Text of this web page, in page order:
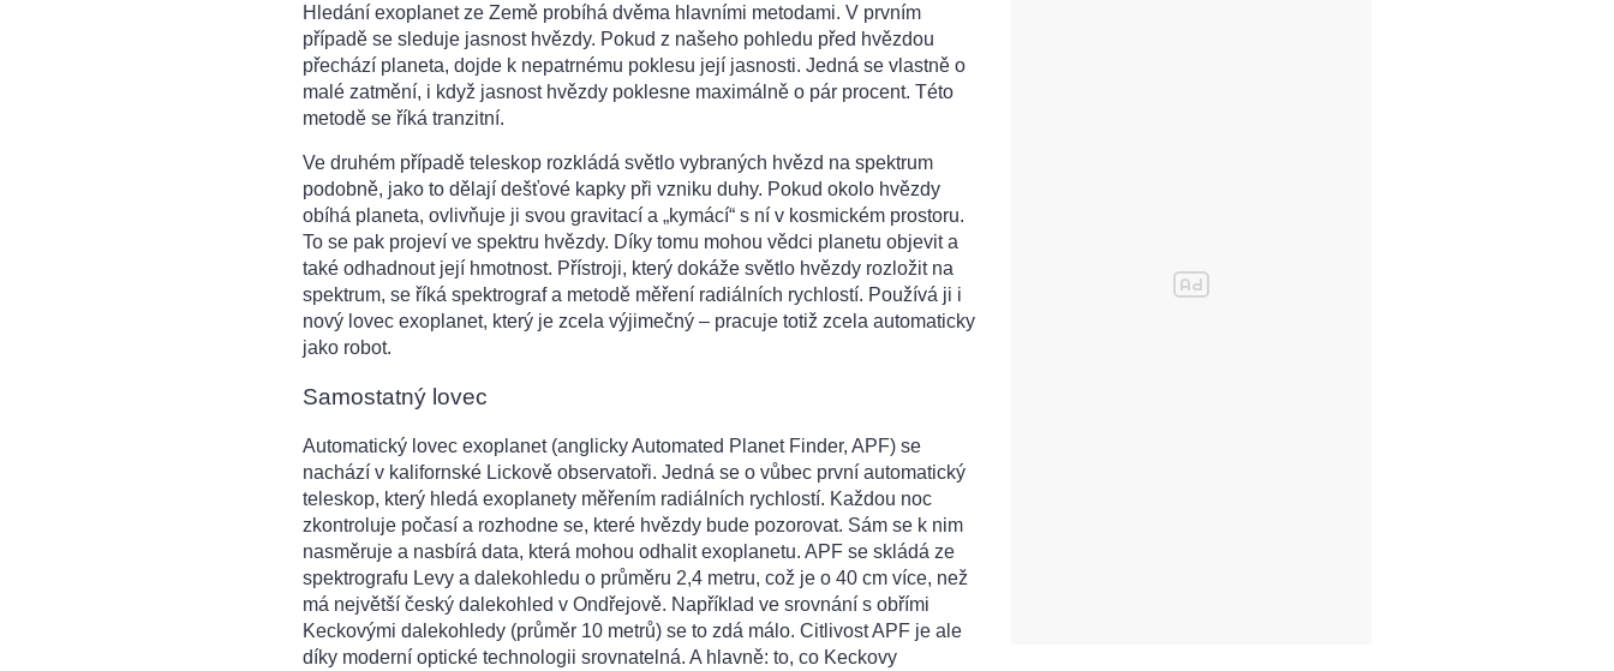
Hledání exoplanet ze Země probíhá dvěma hlavními metodami. V prvním
případě se sleduje jasnost hvězdy. Pokud z našeho pohledu před hvězdou
přechází planeta, dojde k nepatrnému poklesu její jasnosti. Jedná se vlastně o
malé zatmění, i když jasnost hvězdy poklesne maximálně o pár procent. Této
metodě se říká tranzitní.
Ve druhém případě teleskop rozkládá světlo vybraných hvězd na spektrum
podobně, jako to dělají dešťové kapky při vzniku duhy. Pokud okolo hvězdy
obíhá planeta, ovlivňuje ji svou gravitací a „kymácí“ s ní v kosmickém prostoru.
To se pak projeví ve spektru hvězdy. Díky tomu mohou vědci planetu objevit a
také odhadnout její hmotnost. Přístroji, který dokáže světlo hvězdy rozložit na
spektrum, se říká spektrograf a metodě měření radiálních rychlostí. Používá ji i
nový lovec exoplanet, který je zcela výjimečný – pracuje totiž zcela automaticky
jako robot.
Samostatný lovec
Automatický lovec exoplanet (anglicky Automated Planet Finder, APF) se
nachází v kalifornské Lickově observatoři. Jedná se o vůbec první automatický
teleskop, který hledá exoplanety měřením radiálních rychlostí. Každou noc
zkontroluje počasí a rozhodne se, které hvězdy bude pozorovat. Sám se k nim
nasměruje a nasbírá data, která mohou odhalit exoplanetu. APF se skládá ze
spektrografu Levy a dalekohledu o průměru 2,4 metru, což je o 40 cm více, než
má největší český dalekohled v Ondřejově. Například ve srovnání s obřími
Keckovými dalekohledy (průměr 10 metrů) se to zdá málo. Citlivost APF je ale
díky moderní optické technologii srovnatelná. A hlavně: to, co Keckovy